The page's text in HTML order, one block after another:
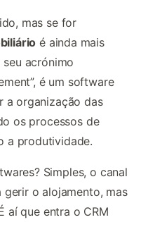
mas se for
é ainda mais
acrónimo
é um software
a organização das
os processos de
a produtividade.
Simples, o canal
o alojamento, mas
aí que entra o CRM